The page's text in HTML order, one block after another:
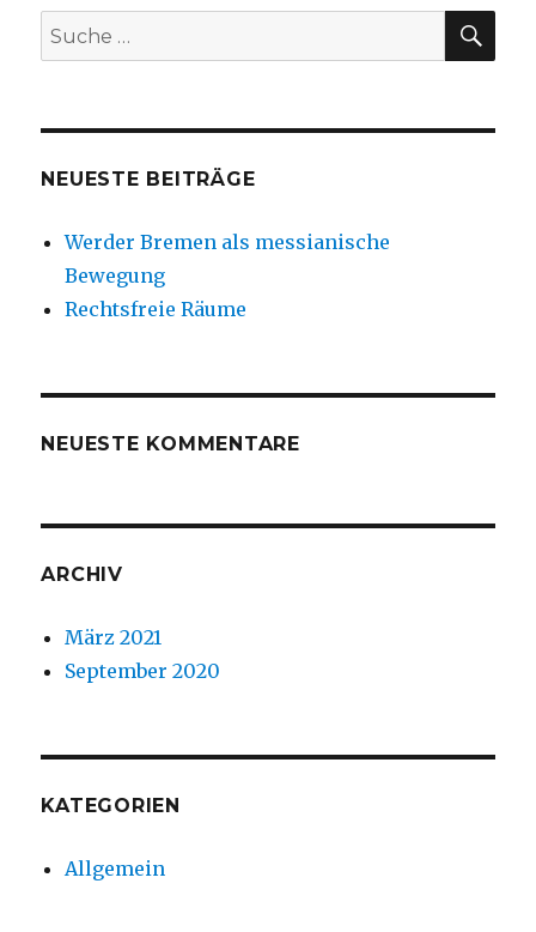
Suche
nach:
NEUESTE BEITRÄGE
Werder Bremen als messianische
Bewegung
Rechtsfreie Räume
NEUESTE KOMMENTARE
ARCHIV
März 2021
September 2020
KATEGORIEN
Allgemein